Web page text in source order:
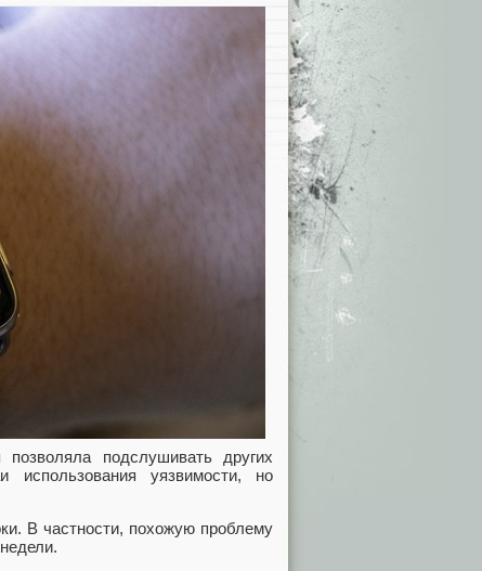
подслушивать других
использования уязвимости, но
В частности, похожую проблему